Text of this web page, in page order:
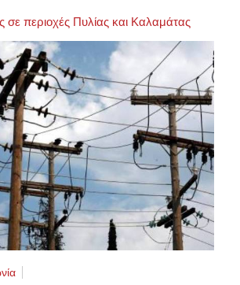
σε περιοχές Πυλίας και Καλαμάτας